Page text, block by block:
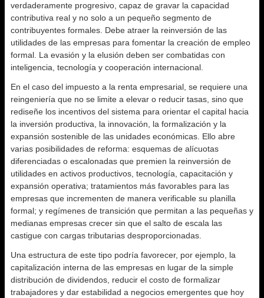
verdaderamente progresivo, capaz de gravar la capacidad
contributiva real y no solo a un pequeño segmento de
contribuyentes formales. Debe atraer la reinversión de las
utilidades de las empresas para fomentar la creación de empleo
formal. La evasión y la elusión deben ser combatidas con
inteligencia, tecnología y cooperación internacional.
En el caso del impuesto a la renta empresarial, se requiere una
reingeniería que no se limite a elevar o reducir tasas, sino que
rediseñe los incentivos del sistema para orientar el capital hacia
la inversión productiva, la innovación, la formalización y la
expansión sostenible de las unidades económicas. Ello abre
varias posibilidades de reforma: esquemas de alícuotas
diferenciadas o escalonadas que premien la reinversión de
utilidades en activos productivos, tecnología, capacitación y
expansión operativa; tratamientos más favorables para las
empresas que incrementen de manera verificable su planilla
formal; y regímenes de transición que permitan a las pequeñas y
medianas empresas crecer sin que el salto de escala las
castigue con cargas tributarias desproporcionadas.
Una estructura de este tipo podría favorecer, por ejemplo, la
capitalización interna de las empresas en lugar de la simple
distribución de dividendos, reducir el costo de formalizar
trabajadores y dar estabilidad a negocios emergentes que hoy